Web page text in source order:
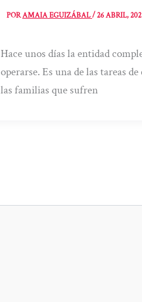
PORAMAIA EGUIZÁBAL/26 ABRIL,
Hace unos días la entidad
operarse. Es una de las tareas
las familias que sufren